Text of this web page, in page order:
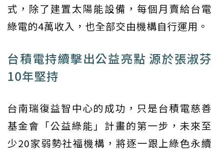
式，除了建置太陽能設備，每個月賣給台電
綠電的4萬收入，也全部交由機構自行運用。
台積電持續擊出公益亮點 源於張淑芬
10年堅持
台南瑞復益智中心的成功，只是台積電慈善
基金會「公益綠能」計畫的第一步，未來至
少20家弱勢社福機構，將逐一跟上綠色永續